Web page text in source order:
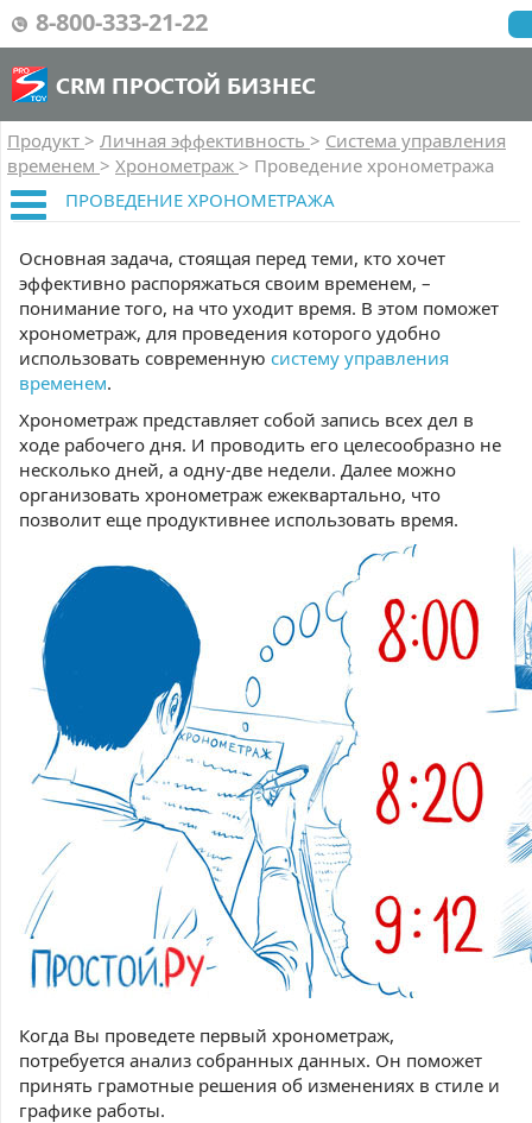
8-800-333-21-22
CRM ПРОСТОЙ БИЗНЕС
Продукт > Личная эффективность > Система управления
временем > Хронометраж > Проведение хронометража
ПРОВЕДЕНИЕ ХРОНОМЕТРАЖА
Основная задача, стоящая перед теми, кто хочет
эффективно распоряжаться своим временем, –
понимание того, на что уходит время. В этом поможет
хронометраж, для проведения которого удобно
использовать современную систему управления
временем.
Хронометраж представляет собой запись всех дел в
ходе рабочего дня. И проводить его целесообразно не
несколько дней, а одну-две недели. Далее можно
организовать хронометраж ежеквартально, что
позволит еще продуктивнее использовать время.
Когда Вы проведете первый хронометраж,
потребуется анализ собранных данных. Он поможет
принять грамотные решения об изменениях в стиле и
графике работы.